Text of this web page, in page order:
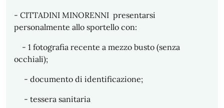
- CITTADINI MINORENNI presentarsi
personalmente allo sportello con:
- 1 fotografia recente a mezzo busto (senza
occhiali);
- documento di identificazione;
- tessera sanitaria